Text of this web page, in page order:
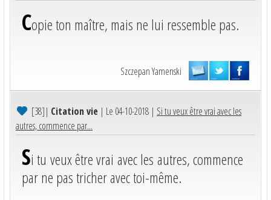
Copie ton maître, mais ne lui ressemble pas.
Szczepan Yamenski
[38]| Citation vie | Le 04-10-2018 | Si tu veux être vrai avec les
autres, commence par...
Si tu veux être vrai avec les autres, commence
par ne pas tricher avec toi-même.